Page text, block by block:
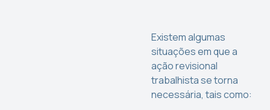
Existem algumas
situações em que a
ação revisional
trabalhista se torna
necessária, tais como: